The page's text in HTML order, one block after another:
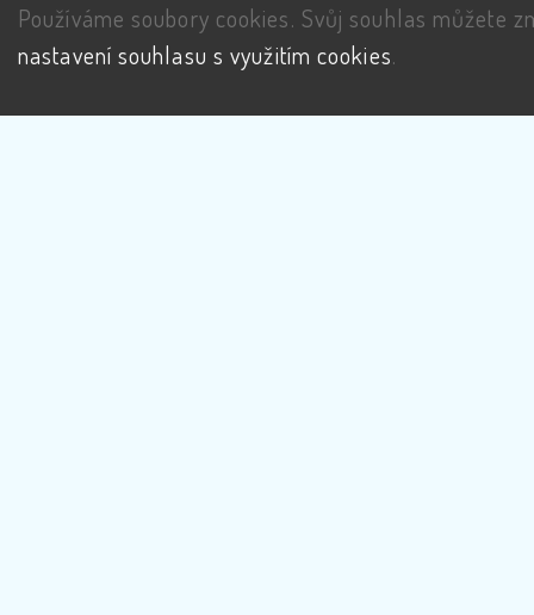
Používáme soubory cookies. Svůj souhlas můžete
nastavení souhlasu s využitím cookies.